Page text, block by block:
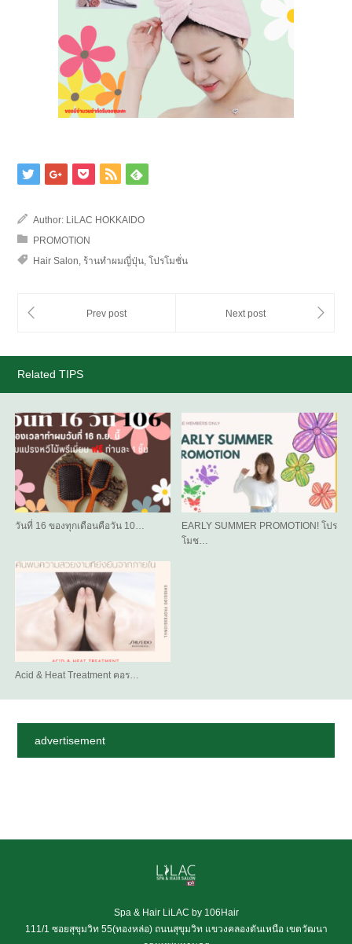
Author: LiLAC HOKKAIDO
PROMOTION
Hair Salon, ร้านทำผมญี่ปุ่น, โปรโมชั่น
Related TIPS
วันที่ 16 ของทุกเดือนคือวัน 10…
EARLY SUMMER PROMOTION! โปร
โมช…
Acid & Heat Treatment คอร…
advertisement
Spa & Hair LiLAC by 106Hair
111/1 ซอยสุขุมวิท 55(ทองหล่อ) ถนนสุขุมวิท แขวงคลองตันเหนือ เขตวัฒนา